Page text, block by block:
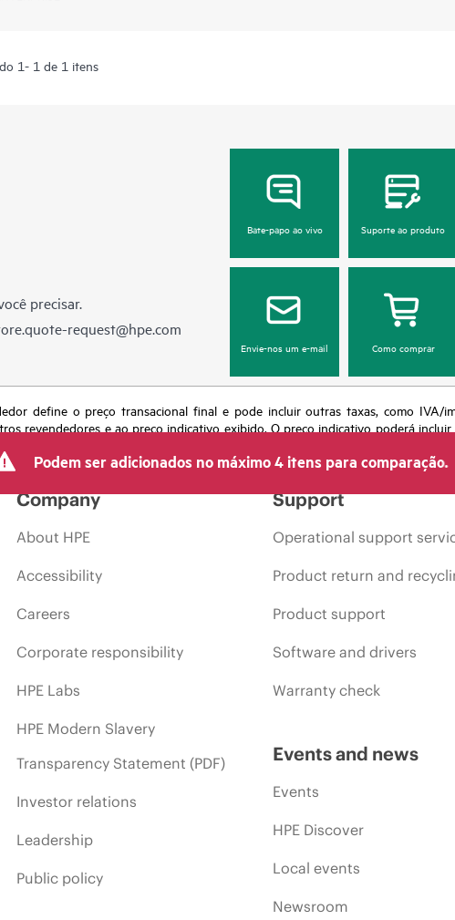
1- 1 de 1 itens
precisar.
request@hpe.com
Bate-papo ao vivo Suporte ao produto
Envie-nos um e-mail Como comprar
define o preço transacional final e pode incluir outras taxas, como IVA/
revendedores e ao preço indicativo exibido. O preço indicativo poderá
em anúncios.
Podem ser adicionados no máximo 4 itens para comparação.
Company
About HPE
Accessibility
Careers
Corporate responsibility
HPE Labs
HPE Modern Slavery
Transparency Statement (PDF)
Investor relations
Leadership
Public policy
Support
Operational support
Product return and
Product support
Software and drivers
Warranty check
Events and news
Events
HPE Discover
Local events
Newsroom